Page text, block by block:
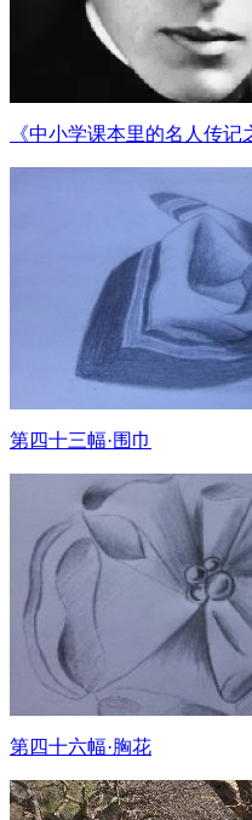
《中小学课本里的名人传
第四十三幅·围巾
第四十六幅·胸花